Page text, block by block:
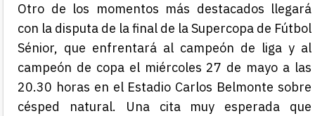
Otro de los momentos más destacados llegará
con la disputa de la final de la Supercopa de Fútbol
Sénior, que enfrentará al campeón de liga y al
campeón de copa el miércoles 27 de mayo a las
20.30 horas en el Estadio Carlos Belmonte sobre
césped natural. Una cita muy esperada que